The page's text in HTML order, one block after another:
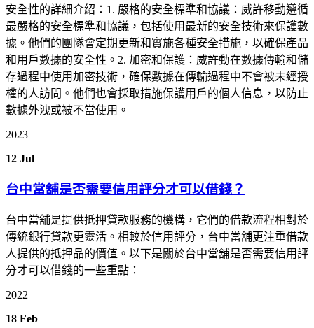
安全性的詳細介紹：1. 嚴格的安全標準和協議：威許移動遵循
最嚴格的安全標準和協議，包括使用最新的安全技術來保護數
據。他們的團隊會定期更新和實施各種安全措施，以確保產品
和用戶數據的安全性。2. 加密和保護：威許動在數據傳輸和儲
存過程中使用加密技術，確保數據在傳輸過程中不會被未經授
權的人訪問。他們也會採取措施保護用戶的個人信息，以防止
數據外洩或被不當使用。
2023
12 Jul
台中當舖是否需要信用評分才可以借錢？
台中當舖是提供抵押貸款服務的機構，它們的借款流程相對於
傳統銀行貸款更靈活。相較於信用評分，台中當舖更注重借款
人提供的抵押品的價值。以下是關於台中當舖是否需要信用評
分才可以借錢的一些重點：
2022
18 Feb